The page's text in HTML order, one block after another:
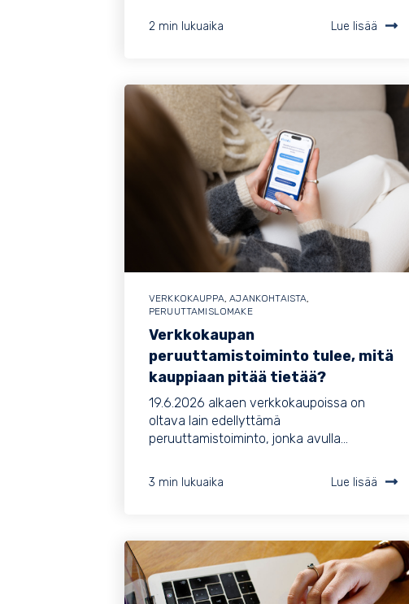
2 min lukuaika Lue lisää
VERKKOKAUPPA ,AJANKOHTAISTA
PERUUTTAMISLOMAKE
Verkkokaupan
peruuttamistoiminto tulee, mitä
kauppiaan pitää tietää?
19.6.2026 alkaen verkkokaupoissa on
oltava lain edellyttämä
peruuttamistoiminto, jonka avulla...
3 min lukuaika Lue lisää